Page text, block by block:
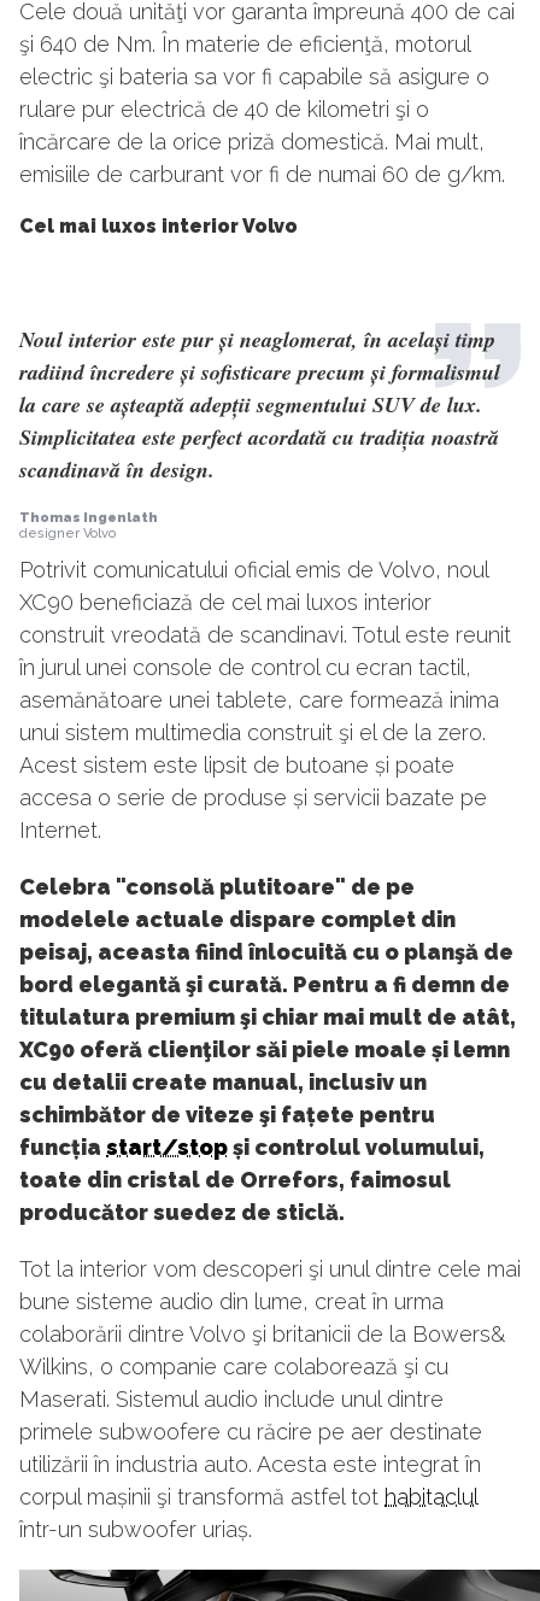
Cele două unităţi vor garanta împreună 400 de cai
şi 640 de Nm. În materie de eficienţă, motorul
electric şi bateria sa vor fi capabile să asigure o
rulare pur electrică de 40 de kilometri şi o
încărcare de la orice priză domestică. Mai mult,
emisiile de carburant vor fi de numai 60 de g/km.
Cel mai luxos interior Volvo
Noul interior este pur și neaglomerat, în același timp
radiind încredere și sofisticare precum și formalismul
la care se așteaptă adepții segmentului SUV de lux.
Simplicitatea este perfect acordată cu tradiția noastră
scandinavă în design.
Thomas Ingenlath
designer Volvo
Potrivit comunicatului oficial emis de Volvo, noul
XC90 beneficiază de cel mai luxos interior
construit vreodată de scandinavi. Totul este reunit
în jurul unei console de control cu ecran tactil,
asemănătoare unei tablete, care formează inima
unui sistem multimedia construit şi el de la zero.
Acest sistem este lipsit de butoane și poate
accesa o serie de produse și servicii bazate pe
Internet.
Celebra "consolă plutitoare" de pe
modelele actuale dispare complet din
peisaj, aceasta fiind înlocuită cu o planşă de
bord elegantă şi curată. Pentru a fi demn de
titulatura premium şi chiar mai mult de atât,
XC90 oferă clienţilor săi piele moale și lemn
cu detalii create manual, inclusiv un
schimbător de viteze şi fațete pentru
funcția start/stopși controlul volumului,
toate din cristal de Orrefors, faimosul
producător suedez de sticlă.
Tot la interior vom descoperi şi unul dintre cele mai
bune sisteme audio din lume, creat în urma
colaborării dintre Volvo şi britanicii de la Bowers&
Wilkins, o companie care colaborează şi cu
Maserati. Sistemul audio include unul dintre
primele subwoofere cu răcire pe aer destinate
utilizării în industria auto. Acesta este integrat în
corpul mașinii şi transformă astfel tot habitaclul
într-un subwoofer uriaș.